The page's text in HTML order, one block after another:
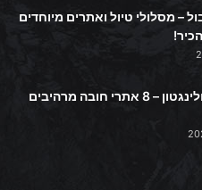
– מסלולי טיול ואתרים מיוחדים
אטרקציות בוולינגטון – 8 אתרי חובה מרהיבים